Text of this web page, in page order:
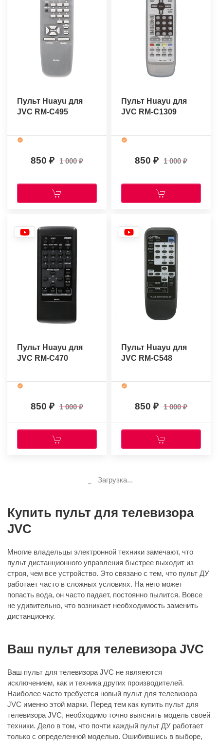
Пульт Huayu для
JVC RM-C495
850 1 000
Пульт Huayu для
JVC RM-C1309
850 1 000
Пульт Huayu для
JVC RM-C470
850 1 000
Пульт Huayu для
JVC RM-C548
850 1 000
Загрузка...
Купить пульт для телевизора
JVC
Многие владельцы электронной техники замечают, что
пульт дистанционного управления быстрее выходит из
строя, чем все устройство. Это связано с тем, что пульт ДУ
работает часто в сложных условиях. На него может
попасть вода, он часто падает, постоянно пылится. Вовсе
не удивительно, что возникает необходимость заменить
дистанционку.
Ваш пульт для телевизора JVC
Ваш пульт для телевизора JVC не являеются
исключением, как и техника других производителей.
Наиболее часто требуется новый пульт для телевизора
JVC именно этой марки. Перед тем как купить пульт для
телевизора JVC, необходимо точно выяснить модель своей
техники. Дело в том, что почти каждый пульт ДУ работает
только с определенной моделью. Ошибившись в выборе,